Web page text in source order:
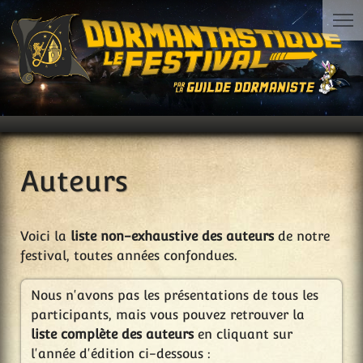
Auteurs
Voici la liste non-exhaustive des auteursde notre
festival, toutes années confondues.
Nous n'avons pas les présentations de tous les
participants, mais vous pouvez retrouver la
liste complète des auteursen cliquant sur
l'année d'édition ci-dessous :